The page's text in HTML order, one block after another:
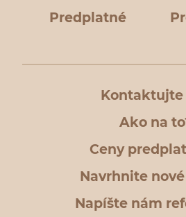
Predplatné
Kontaktujte
Ako na
Ceny
Navrhnite
Napíšte nám